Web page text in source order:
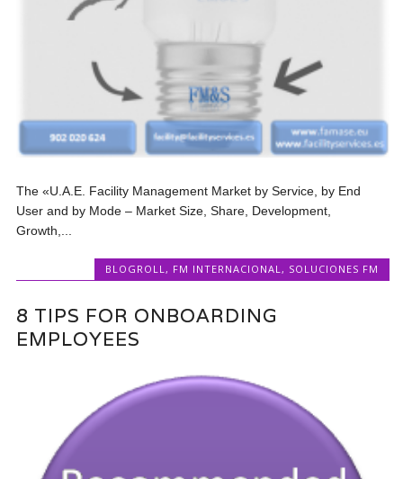
The «U.A.E. Facility Management Market by Service, by End
User and by Mode – Market Size, Share, Development,
Growth,...
BLOGROLL , FM INTERNACIONAL , SOLUCIONES FM
8 TIPS FOR ONBOARDING
EMPLOYEES